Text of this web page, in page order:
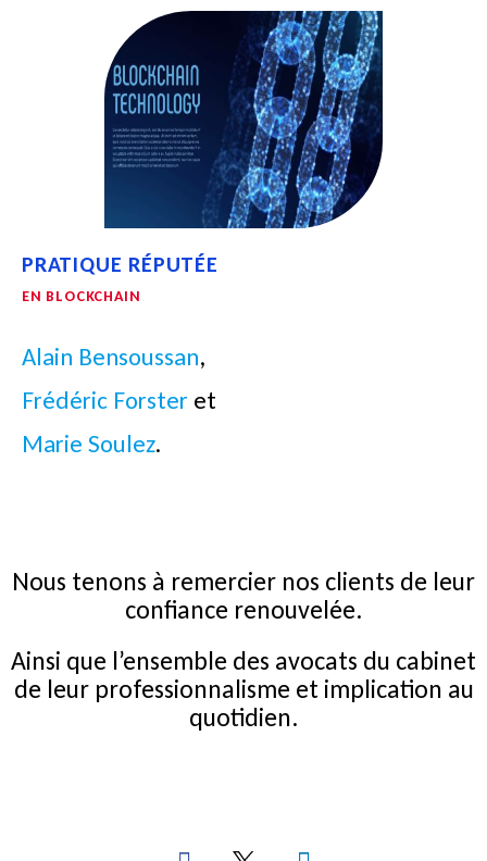
PRATIQUE RÉPUTÉE
EN BLOCKCHAIN
Alain Bensoussan,
Frédéric Forster et
Marie Soulez.
Nous tenons à remercier nos clients de leur
confiance renouvelée.
Ainsi que l’ensemble des avocats du cabinet
de leur professionnalisme et implication au
quotidien.